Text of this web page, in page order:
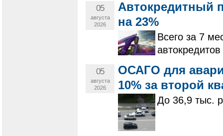
05
августа
2026
Автокредитный
на 23%
Всего за 7
05
августа
2026
ОСАГО для
10% за второй
До 36,9 тыс.